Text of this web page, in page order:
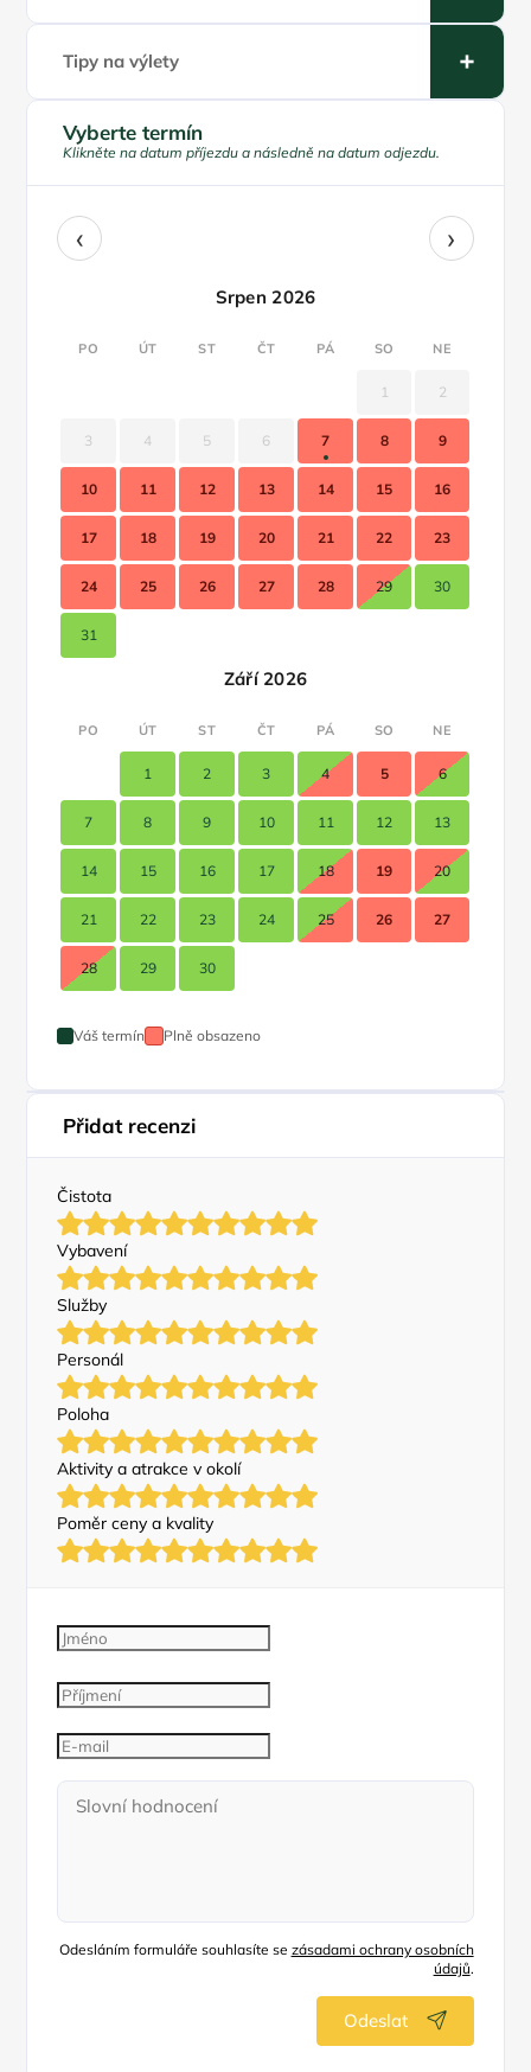
Tipy na výlety
Vyberte termín
Klikněte na datum příjezdu a následně na datum odjezdu.
‹ ›
Srpen 2026
PO ÚT ST ČT PÁ SO NE
1 2
3 4 5 6 7 8 9
10 11 12 13 14 15 16
17 18 19 20 21 22 23
24 25 26 27 28 29 30
31
Září 2026
PO ÚT ST ČT PÁ SO NE
1 2 3 4 5 6
7 8 9 10 11 12 13
14 15 16 17 18 19 20
21 22 23 24 25 26 27
28 29 30
Váš termín Plně obsazeno
Přidat recenzi
Čistota
Vybavení
Služby
Personál
Poloha
Aktivity a atrakce v okolí
Poměr ceny a kvality
Odesláním formuláře souhlasíte se zásadami ochrany osobních
údajů.
Odeslat